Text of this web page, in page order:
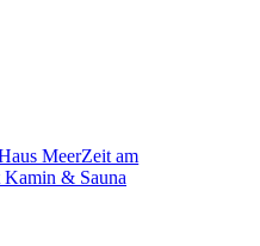
MeerZeit am
& Sauna